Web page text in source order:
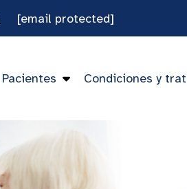
[email protected]
Pacientes Condiciones y